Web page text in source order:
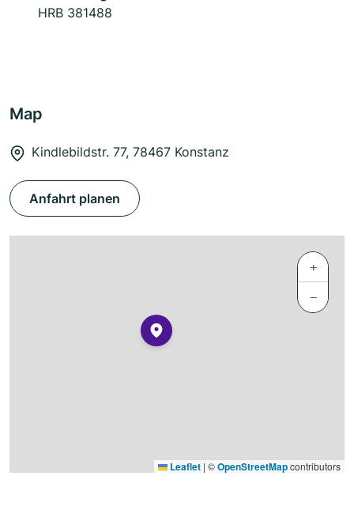
HRB 381488
Map
Kindlebildstr. 77, 78467 Konstanz
Anfahrt planen
+
−
Leaflet | ©OpenStreetMapcontributors